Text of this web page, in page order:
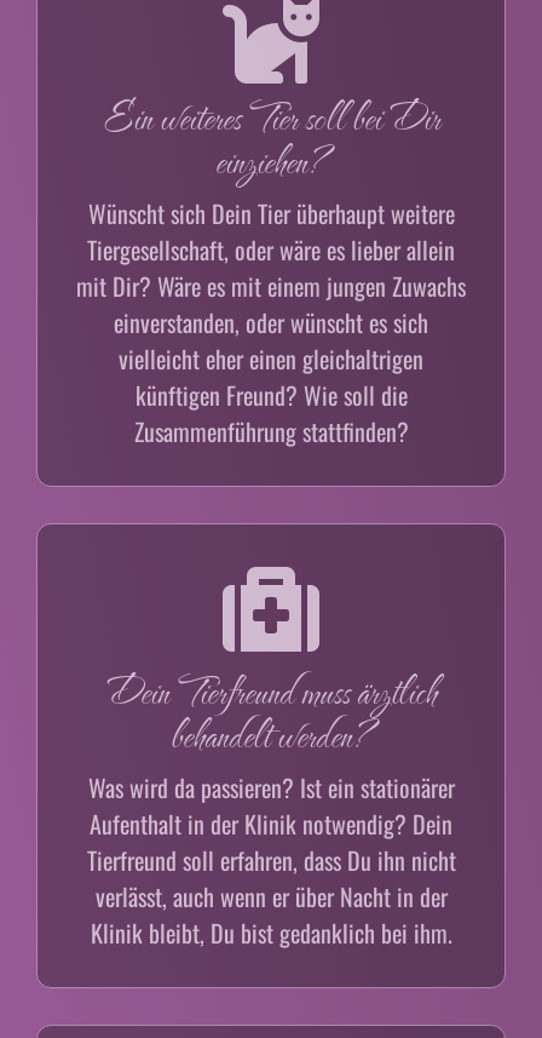
Ein weiteres Tier soll bei Dir
einziehen?
Wünscht sich Dein Tier überhaupt weitere
Tiergesellschaft, oder wäre es lieber allein
mit Dir? Wäre es mit einem jungen Zuwachs
einverstanden, oder wünscht es sich
vielleicht eher einen gleichaltrigen
künftigen Freund? Wie soll die
Zusammenführung stattfinden?
Dein Tierfreund muss ärztlich
behandelt werden?
Was wird da passieren? Ist ein stationärer
Aufenthalt in der Klinik notwendig? Dein
Tierfreund soll erfahren, dass Du ihn nicht
verlässt, auch wenn er über Nacht in der
Klinik bleibt, Du bist gedanklich bei ihm.